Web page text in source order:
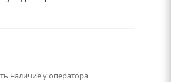
в семейном кругу за
наличие у оператора